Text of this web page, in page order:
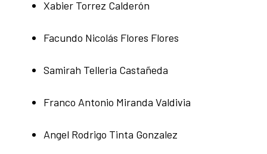
Xabier Torrez Calderón
Facundo Nicolás Flores Flores
Samirah Telleria Castañeda
Franco Antonio Miranda Valdivia
Angel Rodrigo Tinta Gonzalez